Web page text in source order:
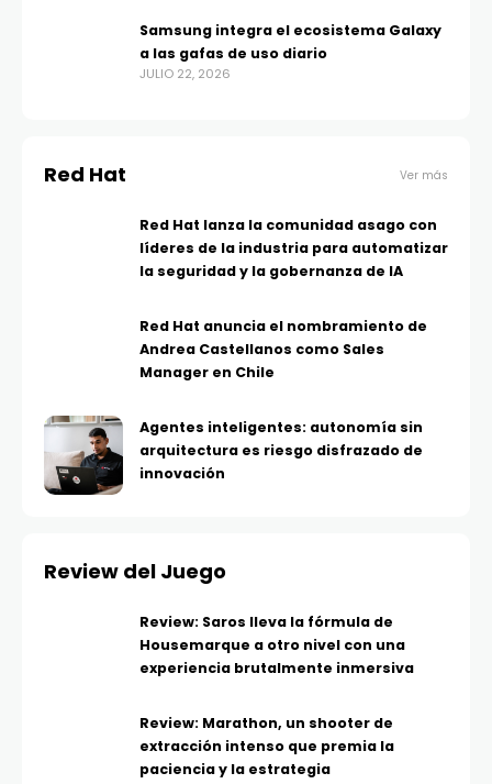
Samsung integra el ecosistema Galaxy
a las gafas de uso diario
JULIO 22, 2026
Red Hat Ver más
Red Hat lanza la comunidad asago con
líderes de la industria para automatizar
la seguridad y la gobernanza de IA
Red Hat anuncia el nombramiento de
Andrea Castellanos como Sales
Manager en Chile
Agentes inteligentes: autonomía sin
arquitectura es riesgo disfrazado de
innovación
Review del Juego
Review: Saros lleva la fórmula de
Housemarque a otro nivel con una
experiencia brutalmente inmersiva
Review: Marathon, un shooter de
extracción intenso que premia la
paciencia y la estrategia